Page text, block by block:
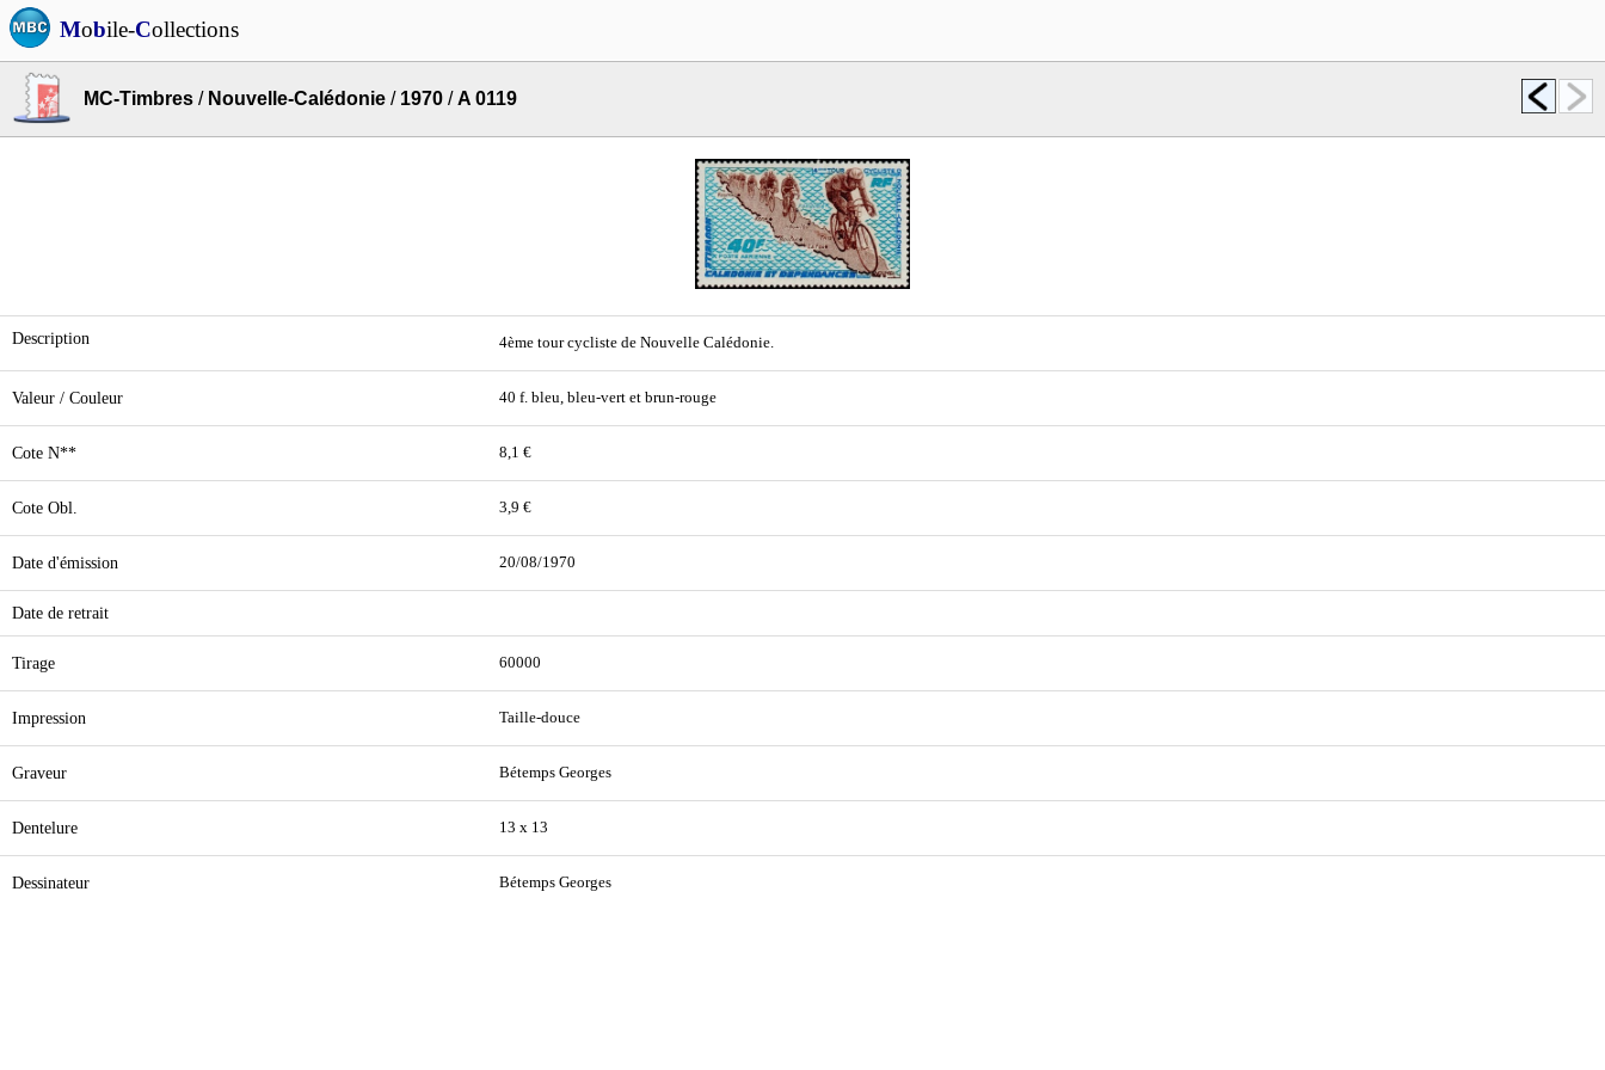
Mobile-Collections
MC-Timbres / Nouvelle-Calédonie / 1970 /A 0119
Description 4ème tour cycliste de Nouvelle Calédonie.
Valeur / Couleur 40 f. bleu, bleu-vert et brun-rouge
Cote N** 8,1 €
Cote Obl. 3,9 €
Date d'émission 20/08/1970
Date de retrait
Tirage 60000
Impression Taille-douce
Graveur Bétemps Georges
Dentelure 13 x 13
Dessinateur Bétemps Georges